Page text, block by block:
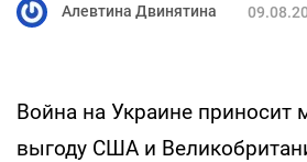
Алевтина Двинятина
Война на Украине приносит
выгоду США и